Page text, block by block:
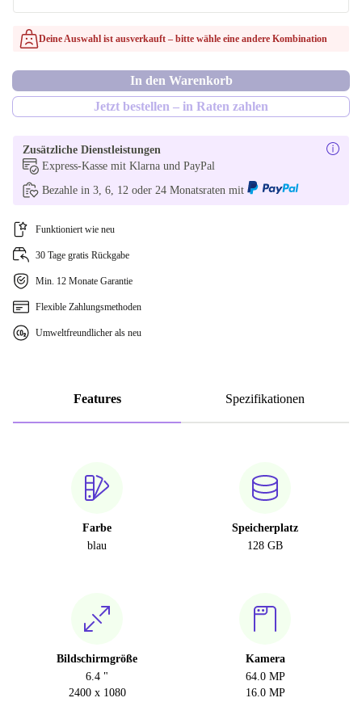
silber | 256 GB, 12.0 GB
6.0 GB
12.0 GB | 256 GB
Deine Auswahl ist ausverkauft – bitte wähle eine andere Kombination
In den Warenkorb
Jetzt bestellen – in Raten zahlen
Zusätzliche Dienstleistungen
Express-Kasse mit Klarna und PayPal
Bezahle in 3, 6, 12 oder 24 Monatsraten mit
Funktioniert wie neu
30 Tage gratis Rückgabe
Min. 12 Monate Garantie
Flexible Zahlungsmethoden
Umweltfreundlicher als neu
Features Spezifikationen
Farbe
blau
Speicherplatz
128 GB
Bildschirmgröße
6.4 "
2400 x 1080
Kamera
64.0 MP
16.0 MP